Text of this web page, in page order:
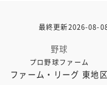
最終更新2026-08-
野球
プロ野球ファーム
ファーム・リーグ 東地区